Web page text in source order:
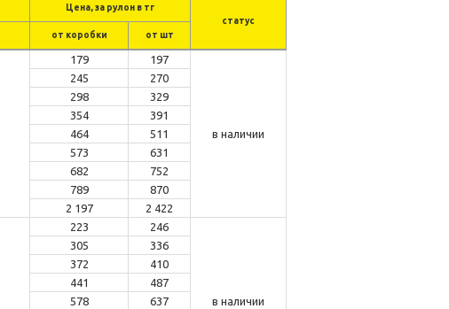
Цена, за рулон в тг
статус
от коробки от шт
179 197
в наличии
245
270
298
329
354
391
464
511
573
631
682
752
789
870
2 197
2 422
223 246
в наличии
305
336
372
410
441
487
578
637